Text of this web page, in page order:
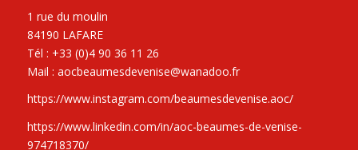
1 rue du moulin
84190 LAFARE
Tél : +33 (0)4 90 36 11 26
Mail : aocbeaumesdevenise@wanadoo.fr
https://www.instagram.com/beaumesdevenise.aoc/
https://www.linkedin.com/in/aoc-beaumes-de-venise-
974718370/